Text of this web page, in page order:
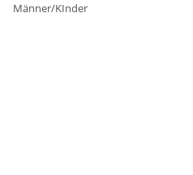
Männer/KInder